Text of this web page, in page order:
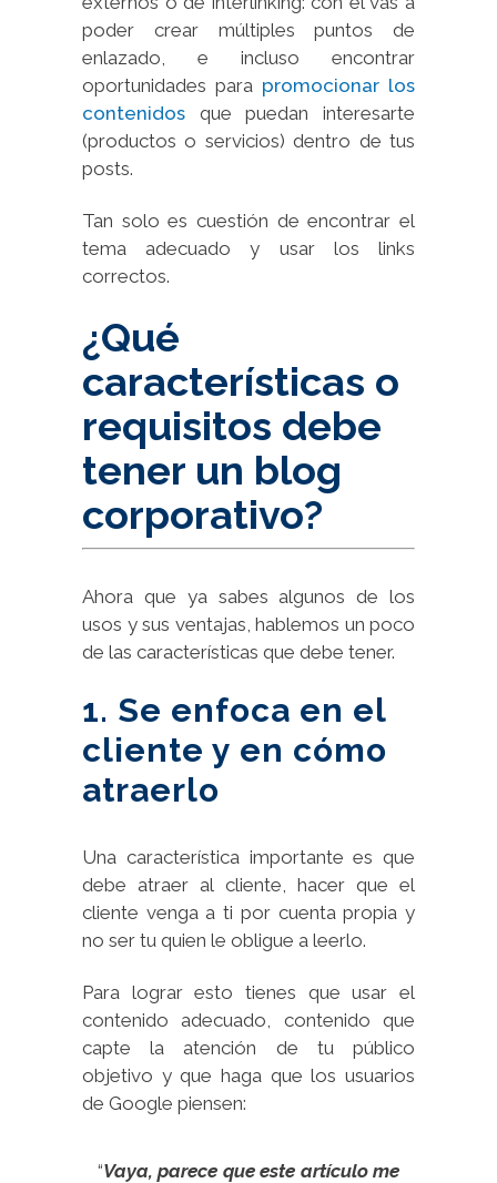
poder crear múltiples puntos de
enlazado, e incluso encontrar
oportunidades para promocionar los
contenidos que puedan interesarte
(productos o servicios) dentro de tus
posts.
Tan solo es cuestión de encontrar el
tema adecuado y usar los links
correctos.
¿Qué
características o
requisitos debe
tener un blog
corporativo?
Ahora que ya sabes algunos de los
usos y sus ventajas, hablemos un poco
de las características que debe tener.
1. Se enfoca en el
cliente y en cómo
atraerlo
Una característica importante es que
debe atraer al cliente, hacer que el
cliente venga a ti por cuenta propia y
no ser tu quien le obligue a leerlo.
Para lograr esto tienes que usar el
contenido adecuado, contenido que
capte la atención de tu público
objetivo y que haga que los usuarios
de Google piensen:
“Vaya, parece que este artículo me